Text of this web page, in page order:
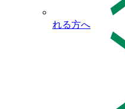
れる方へ